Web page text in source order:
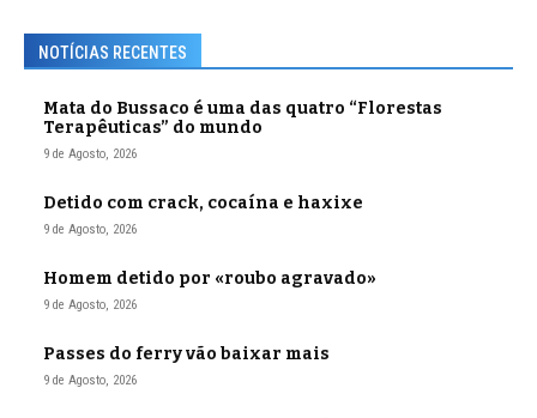
NOTÍCIAS RECENTES
Mata do Bussaco é uma das quatro “Florestas
Terapêuticas” do mundo
9 de Agosto, 2026
Detido com crack, cocaína e haxixe
9 de Agosto, 2026
Homem detido por «roubo agravado»
9 de Agosto, 2026
Passes do ferry vão baixar mais
9 de Agosto, 2026